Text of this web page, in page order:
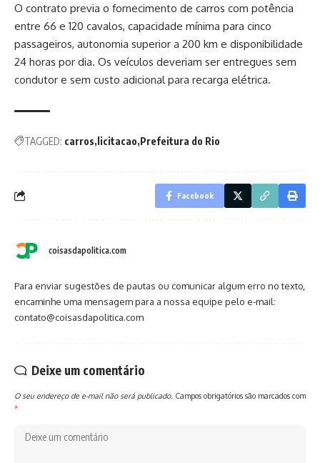
O contrato previa o fornecimento de carros com potência
entre 66 e 120 cavalos, capacidade mínima para cinco
passageiros, autonomia superior a 200 km e disponibilidade
24 horas por dia. Os veículos deveriam ser entregues sem
condutor e sem custo adicional para recarga elétrica.
TAGGED: carros licitacao Prefeitura do Rio
Facebook
coisasdapolitica.com
Para enviar sugestões de pautas ou comunicar algum erro no texto,
encaminhe uma mensagem para a nossa equipe pelo e-mail:
contato@coisasdapolitica.com
Deixe um comentário
O seu endereço de e-mail não será publicado. Campos obrigatórios são marcados com
*